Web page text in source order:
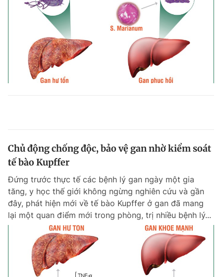
Chủ động chống độc, bảo vệ gan nhờ kiểm soát
tế bào Kupffer
Đứng trước thực tế các bệnh lý gan ngày một gia
tăng, y học thế giới không ngừng nghiên cứu và gần
đây, phát hiện mới về tế bào Kupffer ở gan đã mang
lại một quan điểm mới trong phòng, trị nhiều bệnh lý...